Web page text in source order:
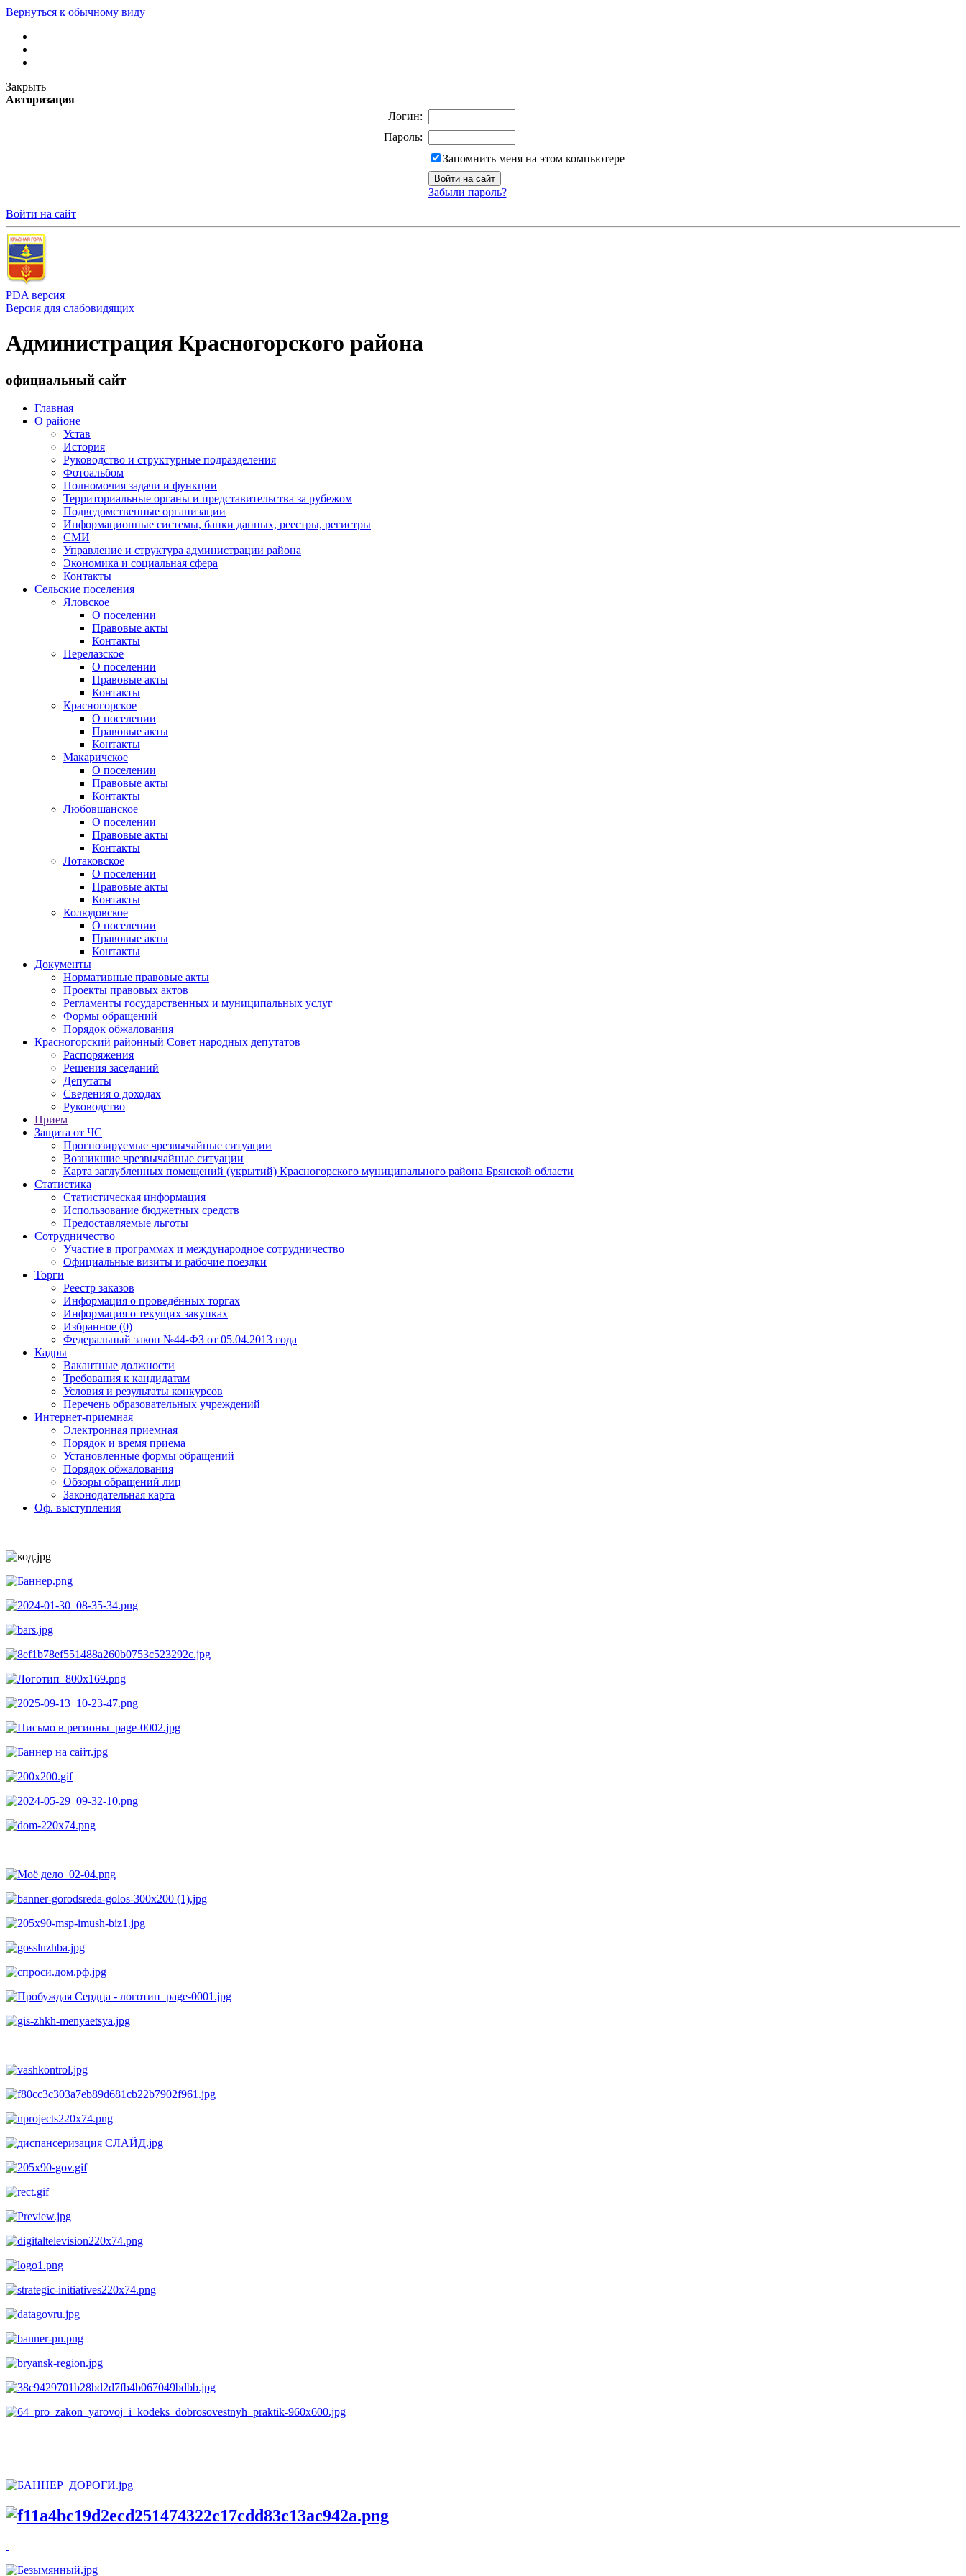
Вернуться к обычному виду
Закрыть
Авторизация
Логин:
Пароль:
Запомнить меня на этом компьютере
Забыли пароль?
Войти на сайт
PDA версия
Версия для слабовидящих
Администрация Красногорского района
официальный сайт
Главная
О районе
Устав
История
Руководство и структурные подразделения
Фотоальбом
Полномочия задачи и функции
Территориальные органы и представительства за рубежом
Подведомственные организации
Информационные системы, банки данных, реестры, регистры
СМИ
Управление и структура администрации района
Экономика и социальная сфера
Контакты
Сельские поселения
Яловское
О поселении
Правовые акты
Контакты
Перелазское
О поселении
Правовые акты
Контакты
Красногорское
О поселении
Правовые акты
Контакты
Макаричское
О поселении
Правовые акты
Контакты
Любовшанское
О поселении
Правовые акты
Контакты
Лотаковское
О поселении
Правовые акты
Контакты
Колюдовское
О поселении
Правовые акты
Контакты
Документы
Нормативные правовые акты
Проекты правовых актов
Регламенты государственных и муниципальных услуг
Формы обращений
Порядок обжалования
Красногорский районный Совет народных депутатов
Распоряжения
Решения заседаний
Депутаты
Сведения о доходах
Руководство
Прием
Защита от ЧС
Прогнозируемые чрезвычайные ситуации
Возникшие чрезвычайные ситуации
Карта заглубленных помещений (укрытий) Красногорского муниципального района Брянской области
Статистика
Статистическая информация
Использование бюджетных средств
Предоставляемые льготы
Сотрудничество
Участие в программах и международное сотрудничество
Официальные визиты и рабочие поездки
Торги
Реестр заказов
Информация о проведённых торгах
Информация о текущих закупках
Избранное (0)
Федеральный закон №44-ФЗ от 05.04.2013 года
Кадры
Вакантные должности
Требования к кандидатам
Условия и результаты конкурсов
Перечень образовательных учреждений
Интернет-приемная
Электронная приемная
Порядок и время приема
Установленные формы обращений
Порядок обжалования
Обзоры обращений лиц
Законодательная карта
Оф. выступления